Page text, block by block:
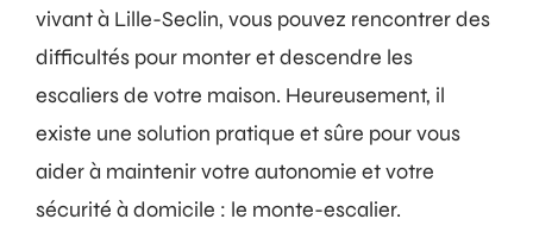
vivant à Lille-Seclin, vous pouvez rencontrer des
difficultés pour monter et descendre les
escaliers de votre maison. Heureusement, il
existe une solution pratique et sûre pour vous
aider à maintenir votre autonomie et votre
sécurité à domicile : le monte-escalier.